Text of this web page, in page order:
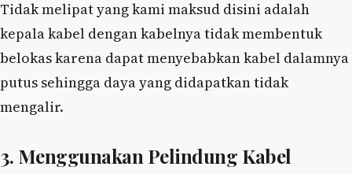
Tidak melipat yang kami maksud disini adalah
kepala kabel dengan kabelnya tidak membentuk
belokas karena dapat menyebabkan kabel dalamnya
putus sehingga daya yang didapatkan tidak
mengalir.
3. Menggunakan Pelindung Kabel